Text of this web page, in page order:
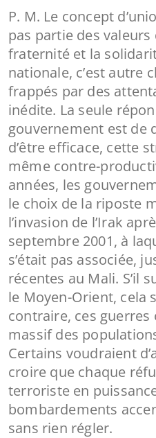
P. M. Le concept
pas partie des valeurs
fraternité et la
nationale, c’est autre
frappés par des
inédite. La seule
gouvernement est de
d’être efficace, cette
même contre-
années, les
le choix de la riposte
l’invasion de l’Irak
septembre 2001, à
s’était pas associée,
récentes au Mali. S’il
le Moyen-Orient, cela
contraire, ces
massif des
Certains voudraient
croire que chaque
terroriste en
bombardements
sans rien régler.